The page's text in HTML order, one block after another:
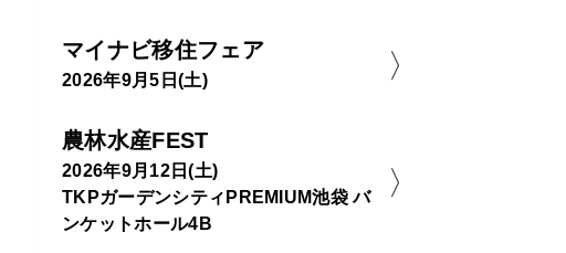
マイナビ移住フェア
2026年9月5日(土)
農林水産FEST
2026年9月12日(土)
TKPガーデンシティPREMIUM池袋 バ
ンケットホール4B